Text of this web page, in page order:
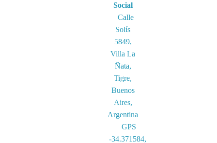
Social
Calle
Solís
5849,
Villa La
Ñata,
Tigre,
Buenos
Aires,
Argentina
GPS
-34.371584,